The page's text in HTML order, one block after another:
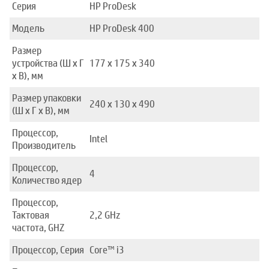
Серия
HP ProDesk
Модель
HP ProDesk 400
Размер
устройства (Ш x Г
x В), мм
177 х 175 х 340
Размер упаковки
(Ш x Г x В), мм
240 x 130 x 490
Процессор,
Производитель
Intel
Процессор,
Количество ядер
4
Процессор,
Тактовая
частота, GHZ
2,2 GHz
Процессор, Серия Core™ i3